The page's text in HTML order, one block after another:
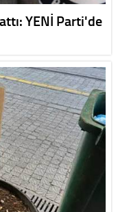
YENİ Parti'de